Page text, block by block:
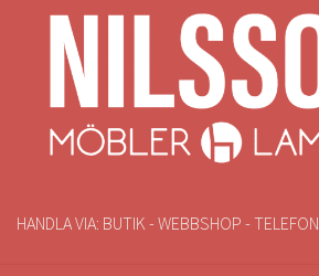
HANDLA VIA: BUTIK - WEBBSHOP - TELEFON